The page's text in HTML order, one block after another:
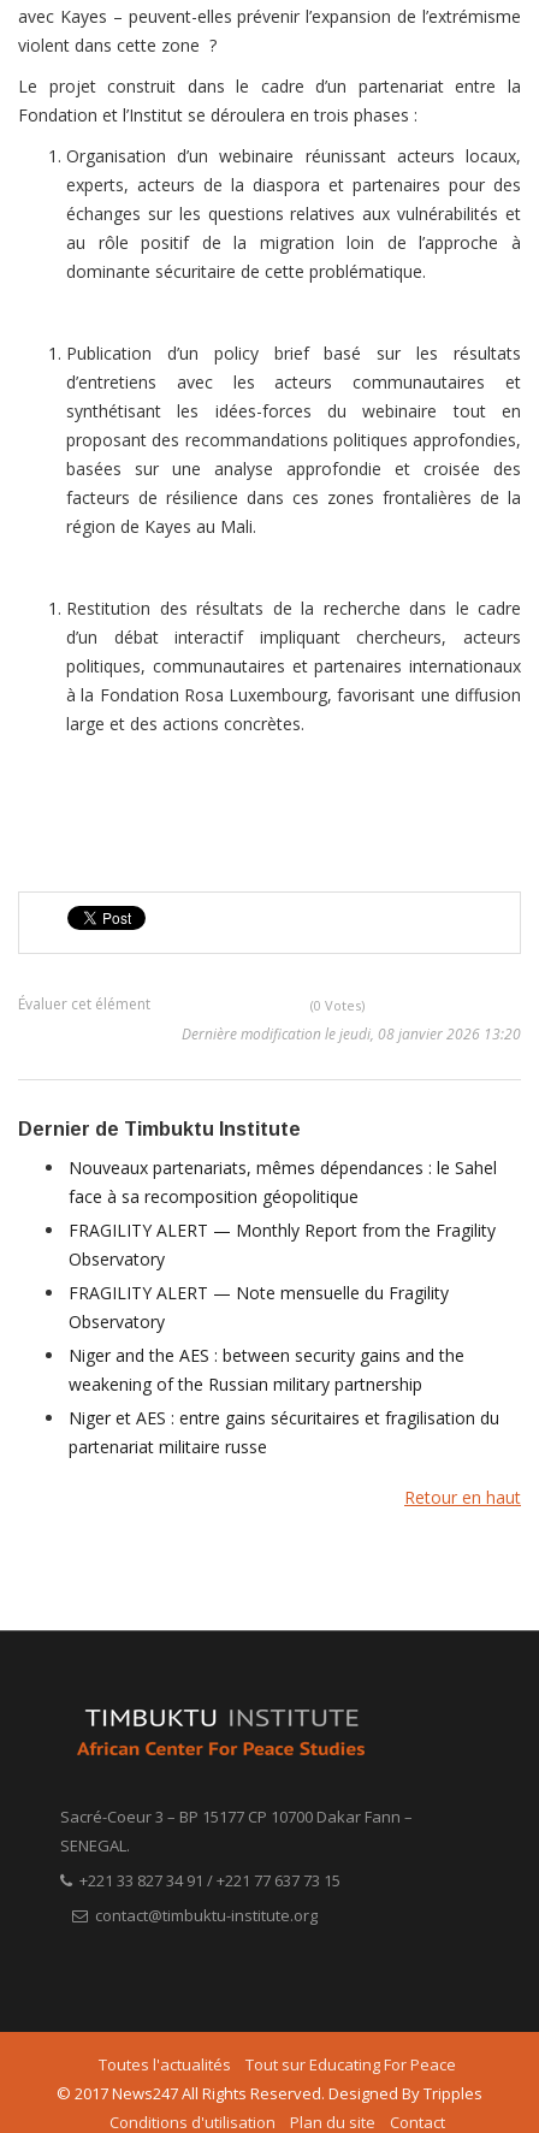
avec Kayes – peuvent-elles prévenir l’expansion de l’extrémisme
violent dans cette zone ?
Le projet construit dans le cadre d’un partenariat entre la
Fondation et l’Institut se déroulera en trois phases :
Organisation d’un webinaire réunissant acteurs locaux,
experts, acteurs de la diaspora et partenaires pour des
échanges sur les questions relatives aux vulnérabilités et
au rôle positif de la migration loin de l’approche à
dominante sécuritaire de cette problématique.
Publication d’un policy brief basé sur les résultats
d’entretiens avec les acteurs communautaires et
synthétisant les idées-forces du webinaire tout en
proposant des recommandations politiques approfondies,
basées sur une analyse approfondie et croisée des
facteurs de résilience dans ces zones frontalières de la
région de Kayes au Mali.
Restitution des résultats de la recherche dans le cadre
d’un débat interactif impliquant chercheurs, acteurs
politiques, communautaires et partenaires internationaux
à la Fondation Rosa Luxembourg, favorisant une diffusion
large et des actions concrètes.
Évaluer cet élément (0 Votes)
Dernière modification le jeudi, 08 janvier 2026 13:20
Dernier de Timbuktu Institute
Nouveaux partenariats, mêmes dépendances : le Sahel
face à sa recomposition géopolitique
FRAGILITY ALERT — Monthly Report from the Fragility
Observatory
FRAGILITY ALERT — Note mensuelle du Fragility
Observatory
Niger and the AES : between security gains and the
weakening of the Russian military partnership
Niger et AES : entre gains sécuritaires et fragilisation du
partenariat militaire russe
Retour en haut
Sacré-Coeur 3 – BP 15177 CP 10700 Dakar Fann –
SENEGAL.
+221 33 827 34 91 / +221 77 637 73 15
contact@timbuktu-institute.org
Toutes l'actualités
Tout sur Educating For Peace
© 2017 News247 All Rights Reserved. Designed By Tripples
Conditions d'utilisation
Plan du site Contact